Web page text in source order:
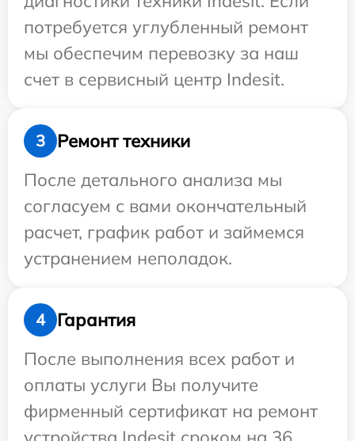
потребуется углубленный ремонт
мы обеспечим перевозку за наш
счет в сервисный центр Indesit.
3
Ремонт техники
После детального анализа мы
согласуем с вами окончательный
расчет, график работ и займемся
устранением неполадок.
4
Гарантия
После выполнения всех работ и
оплаты услуги Вы получите
фирменный сертификат на ремонт